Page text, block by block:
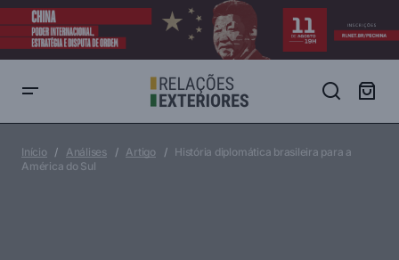
Início Análises Artigo
História diplomática brasileira para a
América do Sul